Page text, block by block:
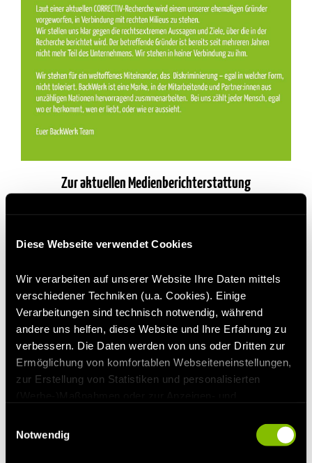
Diese Webseite verwendet Cookies
Wir verarbeiten auf unserer Website Ihre Daten mittels
verschiedener Techniken (u.a. Cookies). Einige
Verarbeitungen sind technisch notwendig, während
andere uns helfen, diese Website und Ihre Erfahrung zu
verbessern. Die Daten werden von uns oder Dritten zur
Ermöglichung von komfortablen Webseiteneinstellungen,
zur Erstellung von Statistiken und personalisierten
auch in die USA oder andere Drittländer übermittelt
werden. Unter „Nur notwendige Cookies verwenden"
Notwendig
Zur aktuellen Medienberichterstattung
Veganuary 2024 bei BackWerk mit dem Plant
Based Crunchy Chicken und der Boule Falafel